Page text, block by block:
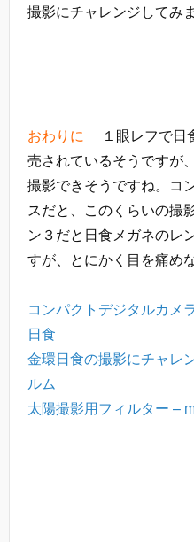
撮影にチャレンジしてみま
おわりに １眼レフで日
売されているそうですが
撮影できそうですね。コ
スだと、このくらいの撮
ン３だと日食メガネのレ
すが、とにかく目を痛め
コンパクトデジタルカメ
日食
金環日食の撮影にチャレ
ルム
太陽撮影用フィルター –